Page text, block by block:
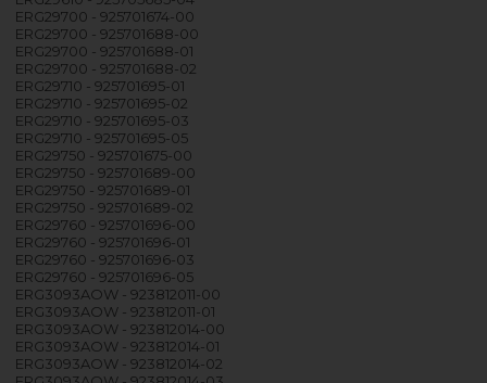
ERG29700 - 925701674-00
ERG29700 - 925701688-00
ERG29700 - 925701688-01
ERG29700 - 925701688-02
ERG29710 - 925701695-01
ERG29710 - 925701695-02
ERG29710 - 925701695-03
ERG29710 - 925701695-05
ERG29750 - 925701675-00
ERG29750 - 925701689-00
ERG29750 - 925701689-01
ERG29750 - 925701689-02
ERG29760 - 925701696-00
ERG29760 - 925701696-01
ERG29760 - 925701696-03
ERG29760 - 925701696-05
ERG3093AOW - 923812011-00
ERG3093AOW - 923812011-01
ERG3093AOW - 923812014-00
ERG3093AOW - 923812014-01
ERG3093AOW - 923812014-02